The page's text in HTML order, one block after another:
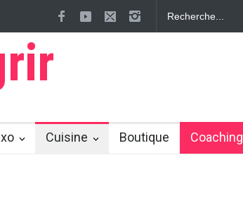
Massages ayurvédiques pour éliminer la cellulite
Cuisine Boutique Coaching